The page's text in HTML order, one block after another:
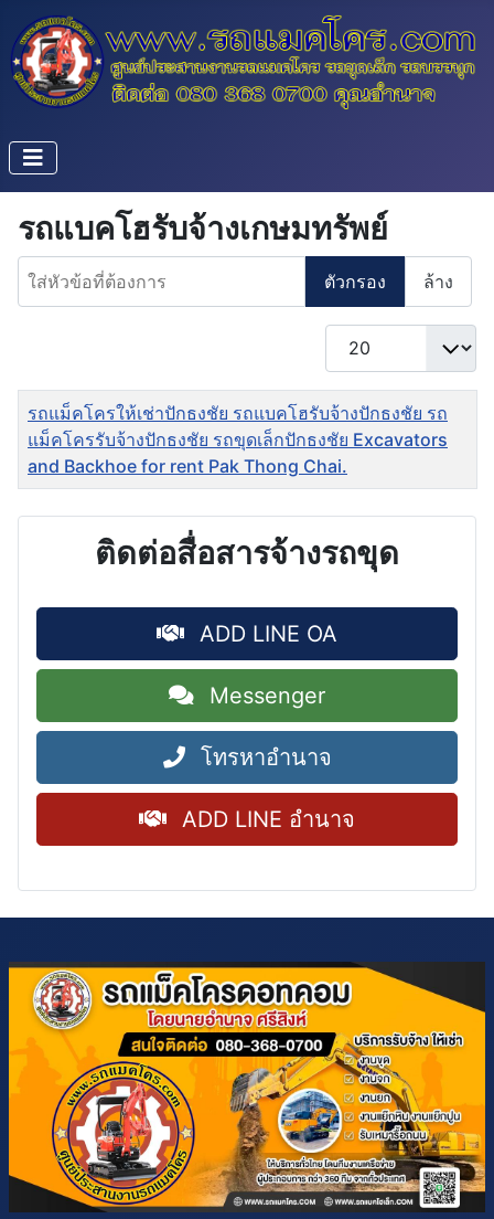
รถแบคโฮรับจ้างเกษมทรัพย์
ใส่หัวข้อที่ต้องการ
ตัวกรอง ล้าง
แสดง #
ชื่อ
รถแม็คโครให้เช่าปักธงชัย รถแบคโฮรับจ้างปักธงชัย รถ
แม็คโครรับจ้างปักธงชัย รถขุดเล็กปักธงชัย Excavators
and Backhoe for rent Pak Thong Chai.
ติดต่อสื่อสารจ้างรถขุด
ADD LINE OA
Messenger
โทรหาอำนาจ
ADD LINE อำนาจ